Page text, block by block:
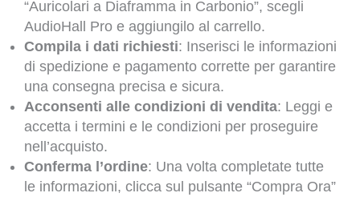
“Auricolari a Diaframma in Carbonio”, scegli
AudioHall Pro e aggiungilo al carrello.
Compila i dati richiesti: Inserisci le informazioni
di spedizione e pagamento corrette per garantire
una consegna precisa e sicura.
Acconsenti alle condizioni di vendita: Leggi e
accetta i termini e le condizioni per proseguire
nell’acquisto.
Conferma l’ordine: Una volta completate tutte
le informazioni, clicca sul pulsante “Compra Ora”